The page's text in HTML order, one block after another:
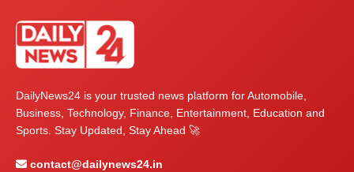
DailyNews24 is your trusted news platform for Automobile,
Business, Technology, Finance, Entertainment, Education and
Sports. Stay Updated, Stay Ahead 🚀
contact@dailynews24.in